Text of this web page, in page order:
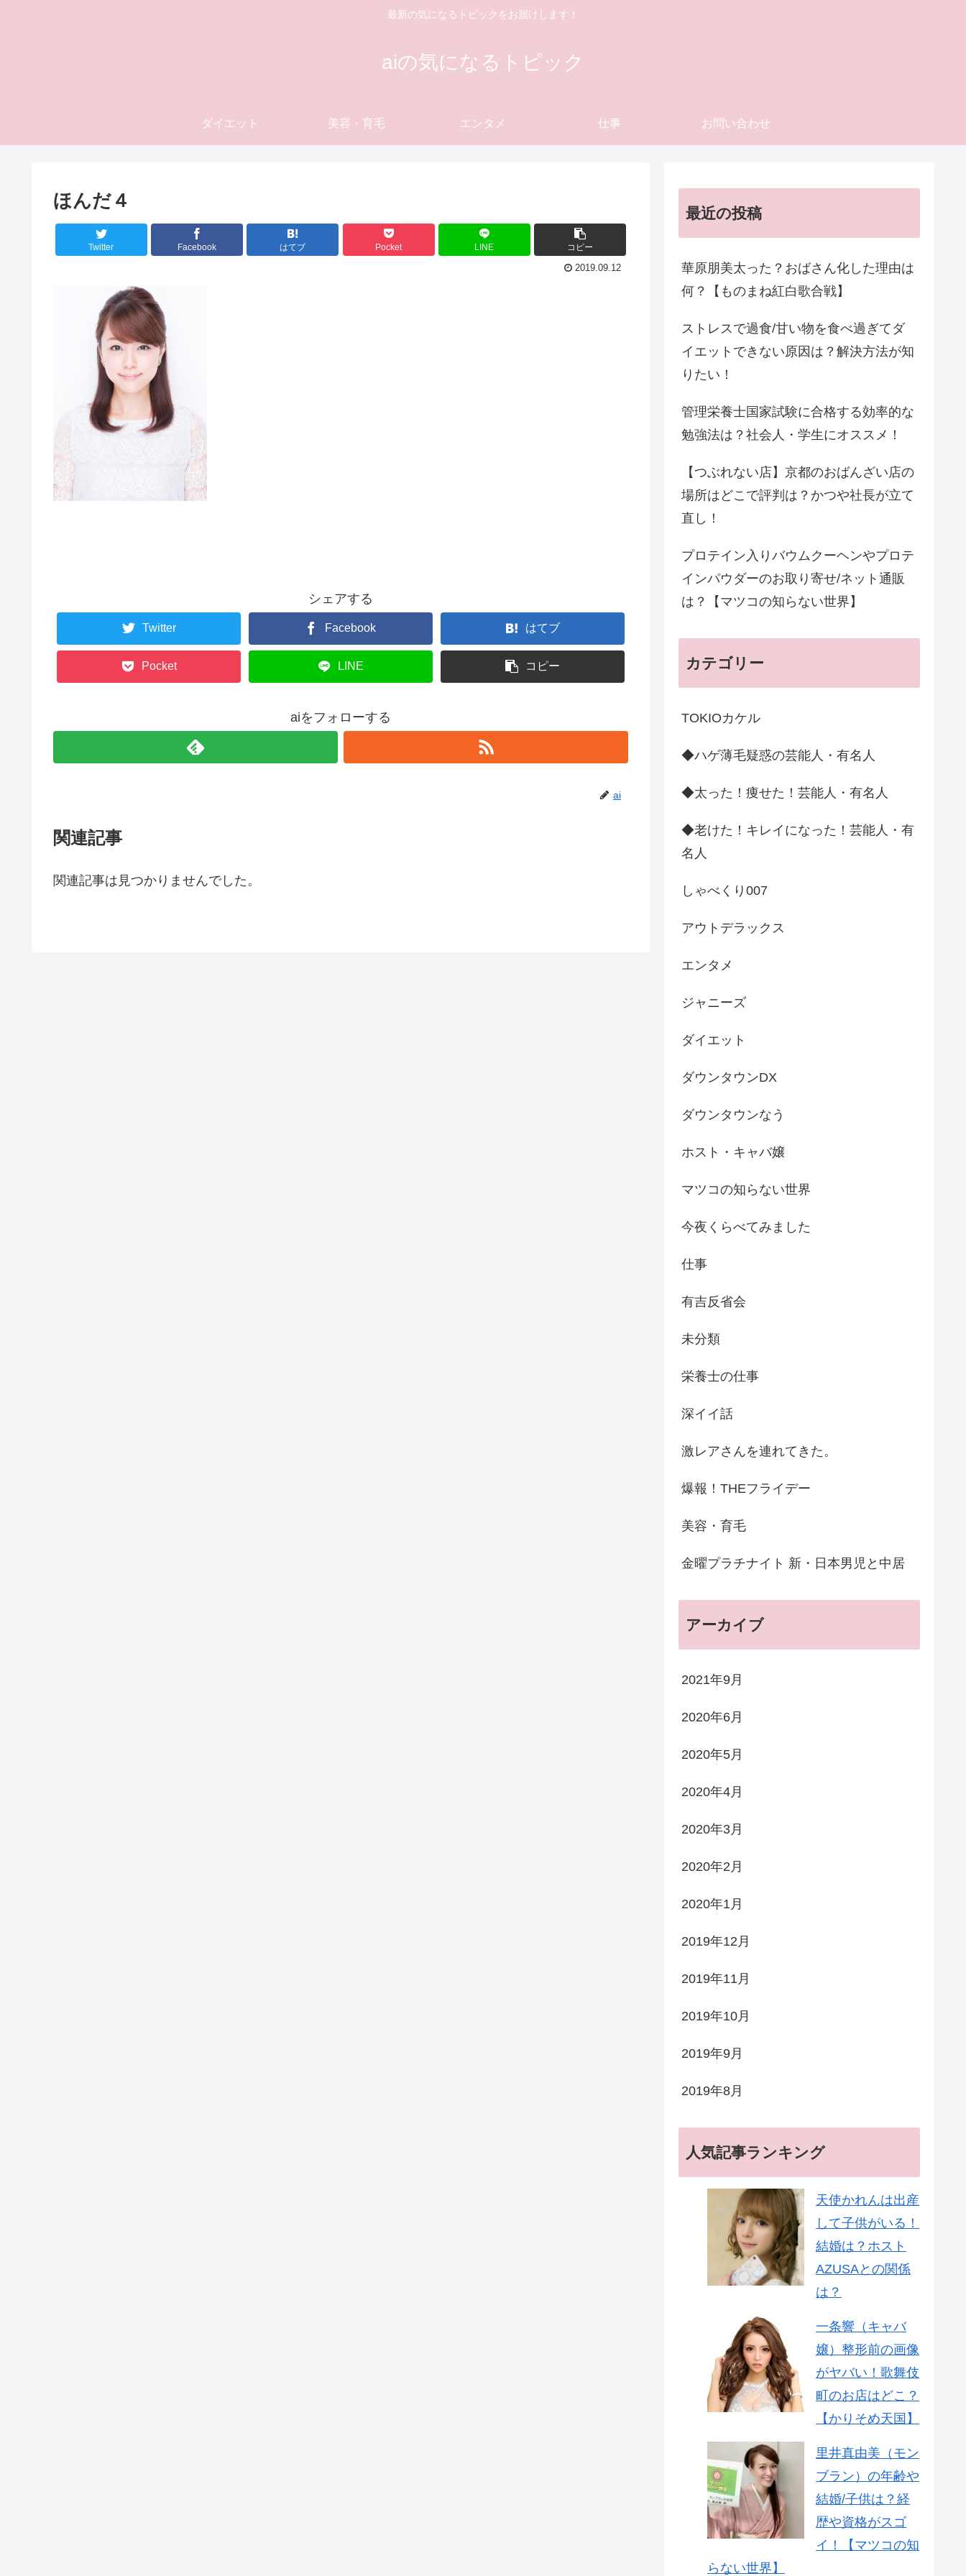
最新の気になるトピックをお届けします！
aiの気になるトピック
ダイエット 美容・育毛 エンタメ 仕事 お問い合わせ
ほんだ４
Twitter Facebook はてブ Pocket LINE コピー
2019.09.12
シェアする
Twitter Facebook はてブ
Pocket LINE コピー
aiをフォローする
ai
関連記事
関連記事は見つかりませんでした。
最近の投稿
華原朋美太った？おばさん化した理由は
何？【ものまね紅白歌合戦】
ストレスで過食/甘い物を食べ過ぎてダ
イエットできない原因は？解決方法が知
りたい！
管理栄養士国家試験に合格する効率的な
勉強法は？社会人・学生にオススメ！
【つぶれない店】京都のおばんざい店の
場所はどこで評判は？かつや社長が立て
直し！
プロテイン入りバウムクーヘンやプロテ
インパウダーのお取り寄せ/ネット通販
は？【マツコの知らない世界】
カテゴリー
TOKIOカケル
◆ハゲ薄毛疑惑の芸能人・有名人
◆太った！痩せた！芸能人・有名人
◆老けた！キレイになった！芸能人・有
名人
しゃべくり007
アウトデラックス
エンタメ
ジャニーズ
ダイエット
ダウンタウンDX
ダウンタウンなう
ホスト・キャバ嬢
マツコの知らない世界
今夜くらべてみました
仕事
有吉反省会
未分類
栄養士の仕事
深イイ話
激レアさんを連れてきた。
爆報！THEフライデー
美容・育毛
金曜プラチナイト 新・日本男児と中居
アーカイブ
2021年9月
2020年6月
2020年5月
2020年4月
2020年3月
2020年2月
2020年1月
2019年12月
2019年11月
2019年10月
2019年9月
2019年8月
人気記事ランキング
天使かれんは出産
して子供がいる！
結婚は？ホスト
AZUSAとの関係
は？
一条響（キャバ
嬢）整形前の画像
がヤバい！歌舞伎
町のお店はどこ？
【かりそめ天国】
里井真由美（モン
ブラン）の年齢や
結婚/子供は？経
歴や資格がスゴ
イ！【マツコの知
らない世界】